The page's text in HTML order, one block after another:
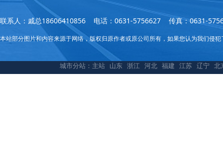
联系人：戚总18606410856 电话：0631-5756627 传真：0631-
本站部分图片和内容来源于网络，版权归原作者或原公司所有，如果您认为我们侵
城市分站： 主站 山东 浙江 河北 福建 江苏 辽宁 北